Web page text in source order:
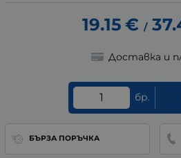
19.15 € /
Доставка и
бр.
БЪРЗА ПОРЪЧКА